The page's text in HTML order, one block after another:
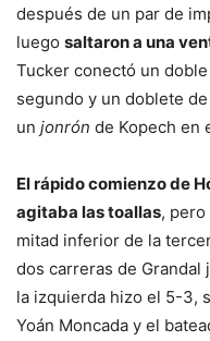
después de un par de
luego saltaron a una
Tucker conectó un
segundo y un doblete
un jonrón de Kopech en
El rápido comienzo de
agitaba las toallas,
mitad inferior de la
dos carreras de
la izquierda hizo el 5-3,
Yoán Moncada y el